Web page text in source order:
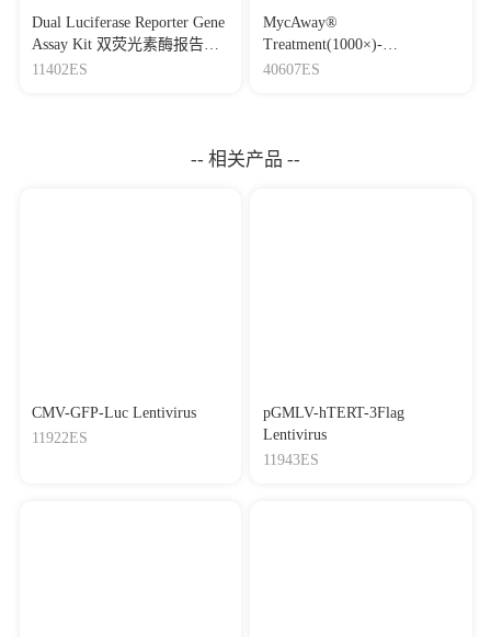
Dual Luciferase Reporter Gene
Assay Kit 双荧光素酶报告基
因检测试剂盒
11402ES
MycAway®
Treatment(1000×)-
Mycoplasma Elimination
40607ES
-- 相关产品 --
CMV-GFP-Luc Lentivirus
11922ES
pGMLV-hTERT-3Flag
Lentivirus
11943ES